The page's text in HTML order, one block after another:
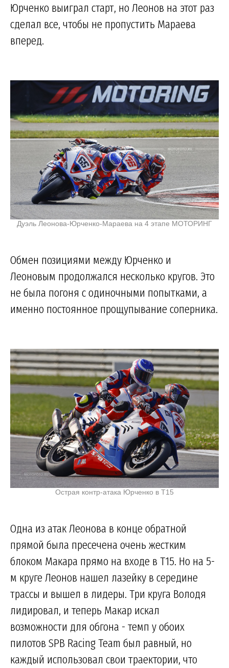
Юрченко выиграл старт, но Леонов на этот раз
сделал все, чтобы не пропустить Мараева
вперед.
Дуэль Леонова-Юрченко-Мараева на 4 этапе МОТОРИНГ
Обмен позициями между Юрченко и
Леоновым продолжался несколько кругов. Это
не была погоня с одиночными попытками, а
именно постоянное прощупывание соперника.
Острая контр-атака Юрченко в Т15
Одна из атак Леонова в конце обратной
прямой была пресечена очень жестким
блоком Макара прямо на входе в Т15. Но на 5-
м круге Леонов нашел лазейку в середине
трассы и вышел в лидеры. Три круга Володя
лидировал, и теперь Макар искал
возможности для обгона - темп у обоих
пилотов SPB Racing Team был равный, но
каждый использовал свои траектории, что